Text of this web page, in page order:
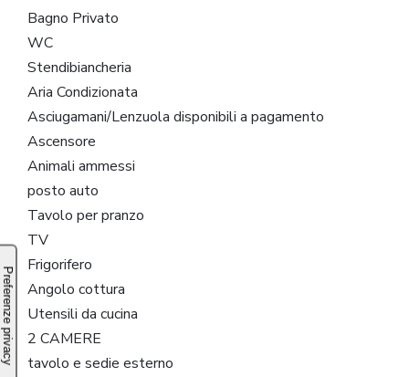
Bagno Privato
WC
Stendibiancheria
Aria Condizionata
Asciugamani/Lenzuola disponibili a pagamento
Ascensore
Animali ammessi
posto auto
Tavolo per pranzo
TV
Frigorifero
Angolo cottura
Utensili da cucina
2 CAMERE
tavolo e sedie esterno